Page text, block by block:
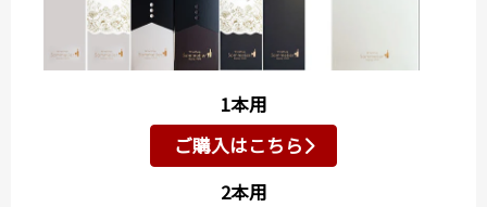
1本用
ご購入はこちら
2本用